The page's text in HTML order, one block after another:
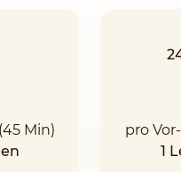
pro
1
Min)